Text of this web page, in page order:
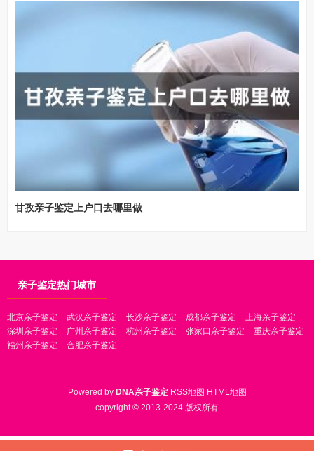
甘孜亲子鉴定上户口去哪里做
亲子鉴定热门城市
北京亲子鉴定 武汉亲子鉴定 长沙亲子鉴定 成都亲子鉴定
上海亲子鉴定
深圳亲子鉴定
广州亲子鉴定 杭州亲子鉴定 张家口亲子鉴定
重庆亲子鉴定
福州亲子鉴定
合肥亲子鉴定
Powered by DNA亲子鉴定 RSS地图 HTML地图
copyright © 2013-2024 版权所有